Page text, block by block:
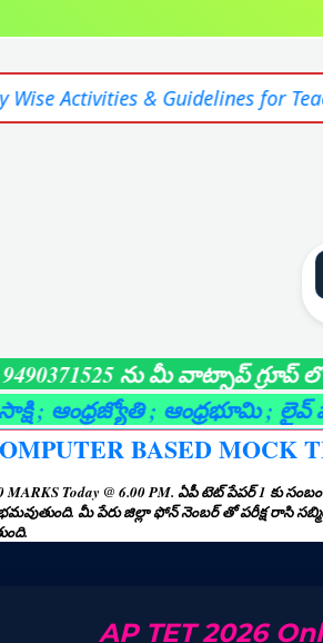
& Guidelines for Teachers NEW
ను మీ వాట్సాప్ గ్రూప్ లో ADD
; ఆంధ్రభూమి; లైవ్ వార్తా
BASED MOCK
MARKS Today @ 6.00 PM. ఏపీ టెట్ పేపర్ 1
మీ పేరు జిల్లా ఫోన్ నెంబర్ తో పరీక్ష
AP TET 2026